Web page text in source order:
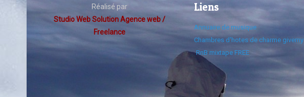
Réalisé par
Studio Web Solution Agence web /
Freelance
Liens
Annuaire de musique
Chambres d'hotes de charme giverny
RnB mixtape FREE